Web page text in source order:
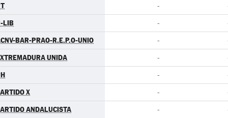
-
LIB -
BAR-PRAO-R.E.P.O-UNIO -
UNIDA -
-
X -
ANDALUCISTA -